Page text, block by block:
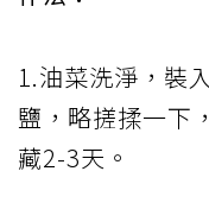
1.油菜洗淨，裝
鹽，略搓揉一下
藏2-3天。